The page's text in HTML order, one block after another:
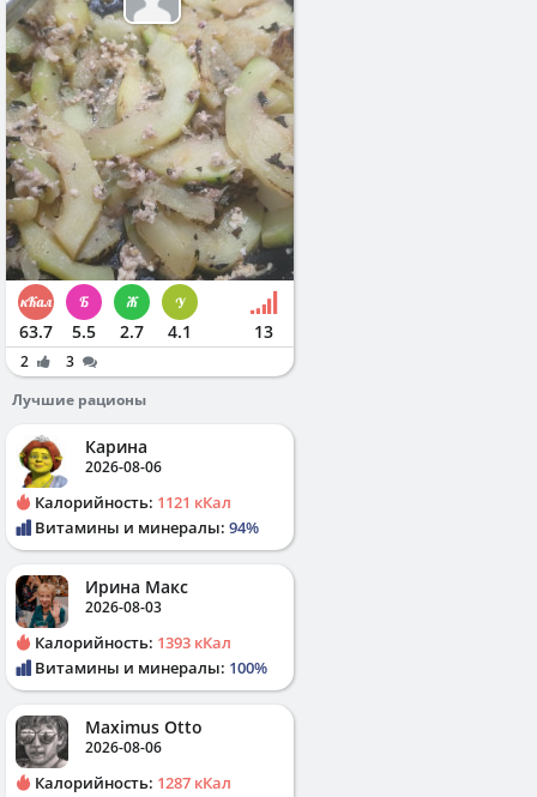
63.7 5.5 2.7 4.1 13
2
3
Лучшие рационы
Карина
2026-08-06
Калорийность: 1121 кКал
Витамины и минералы: 94%
Ирина Макс
2026-08-03
Калорийность: 1393 кКал
Витамины и минералы: 100%
Maximus Otto
2026-08-06
Калорийность: 1287 кКал